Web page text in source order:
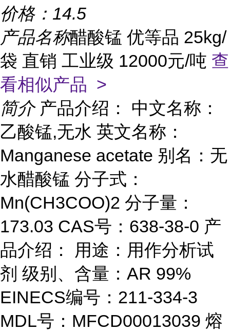
价格： 14.5
产品名称醋酸锰 优等品 25kg/
袋 直销 工业级 12000元/吨 查
看相似产品 >
简介 产品介绍： 中文名称：
乙酸锰,无水 英文名称：
Manganese acetate 别名：无
水醋酸锰 分子式：
Mn(CH3COO)2 分子量：
173.03 CAS号：638-38-0 产
品介绍： 用途：用作分析试
剂 级别、含量：AR 99%
EINECS编号：211-334-3
MDL号：MFCD00013039 熔